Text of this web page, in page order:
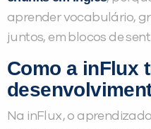
aprender vocabulário,
juntos, em blocos de
Como a inFlux
Na inFlux, o